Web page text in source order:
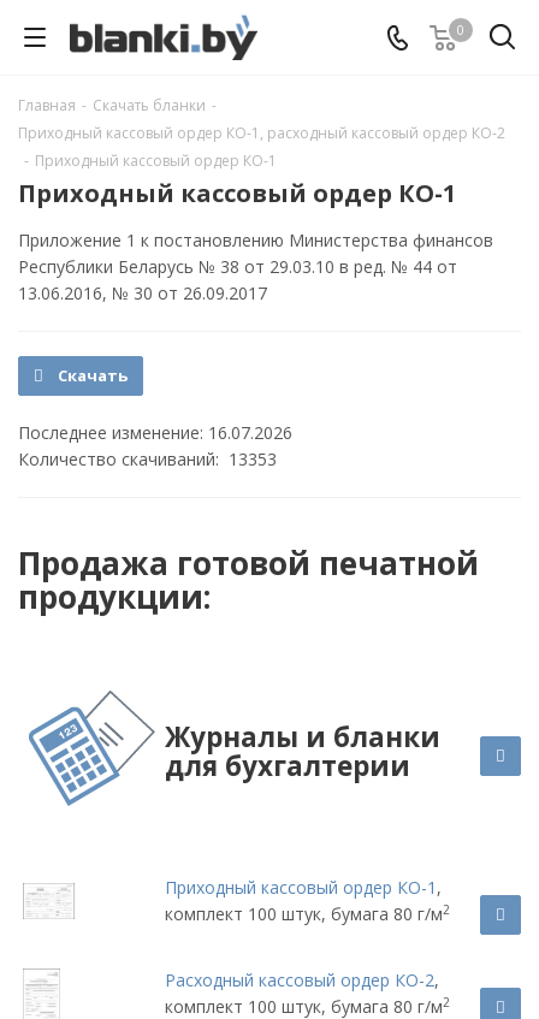
0
Главная - Скачать бланки -
Приходный кассовый ордер КО-1, расходный кассовый ордер КО-2
- Приходный кассовый ордер КО-1
Приходный кассовый ордер КО-1
Приложение 1 к постановлению Министерства финансов
Республики Беларусь № 38 от 29.03.10 в ред. № 44 от
13.06.2016, № 30 от 26.09.2017
Скачать
Последнее изменение: 16.07.2026
Количество скачиваний: 13353
Продажа готовой печатной
продукции:
Журналы и бланки
для бухгалтерии
Приходный кассовый ордер КО-1 ,
комплект 100 штук, бумага 80 г/м2
Расходный кассовый ордер КО-2,
комплект 100 штук, бумага 80 г/м2